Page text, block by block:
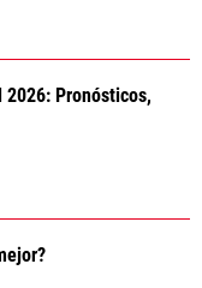
Pronósticos,